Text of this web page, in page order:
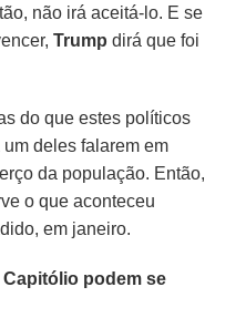
não irá aceitá-lo. E se
Trump dirá que foi
do que estes políticos
deles falarem em
da população. Então,
o que aconteceu
em janeiro.
podem se